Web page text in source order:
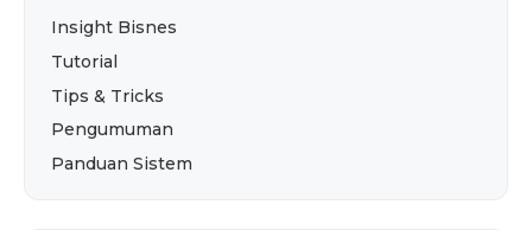
Insight Bisnes
Tutorial
Tips & Tricks
Pengumuman
Panduan Sistem